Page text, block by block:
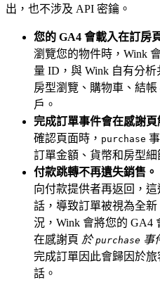
出，也不涉及 API 密鑰。
您的 GA4 會載入在訂房
瀏覽您的物件時，Wink
量 ID，與 Wink 自有分
房型瀏覽、購物車、結
戶。
完成訂單事件會在感謝頁
確認頁面時， purchase
訂單金額、貨幣和房型細
付款跳轉不再遺失銷售。
向付款提供者再返回，
話，導致訂單被視為全
況，Wink 會將您的 GA4
在感謝頁 於purchase 事
完成訂單因此會歸因於
話。